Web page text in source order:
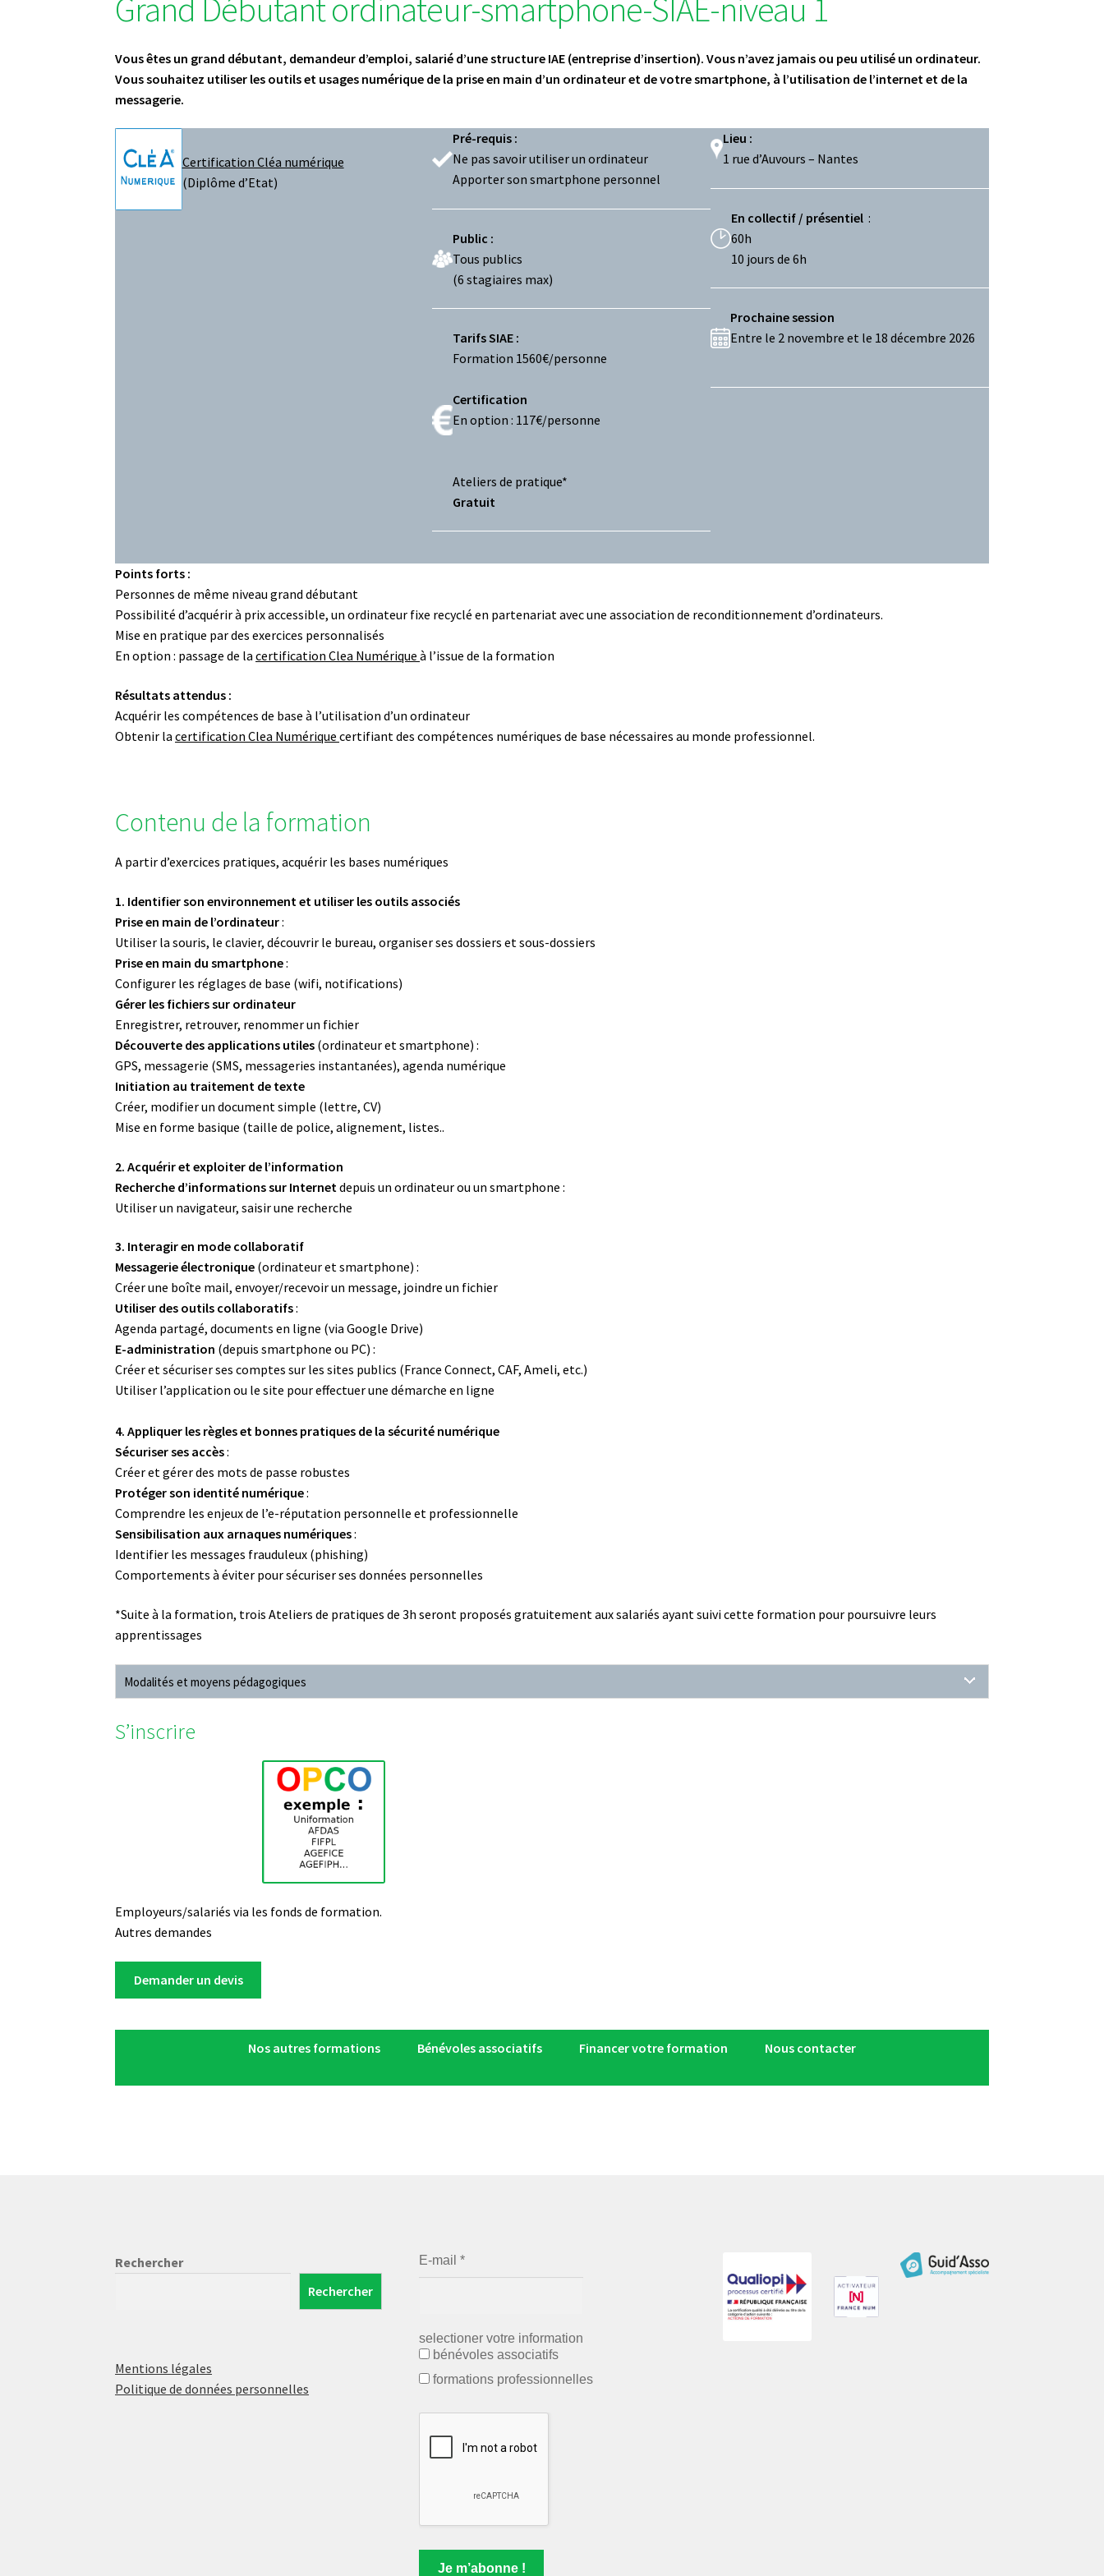
Grand Débutant ordinateur-smartphone-SIAE-niveau 1
Vous êtes un grand débutant, demandeur d’emploi,salarié d’une structure IAE (entreprise d’insertion). Vous n’avez jamais ou peu utilisé un ordinateur.
Vous souhaitez utiliser les outils et usages numérique de la prise en main d’un ordinateur et de votre smartphone, à l’utilisation de l’internet et de la
messagerie.
Certification Cléa numérique
(Diplôme d’Etat)
Pré-requis :
Ne pas savoir utiliser un ordinateur
Apporter son smartphone personnel
Public :
Tous publics
(6 stagiaires max)
Tarifs SIAE :
Formation 1560€/personne
Certification
En option : 117€/personne
Ateliers de pratique*
Gratuit
Lieu :
1 rue d’Auvours – Nantes
En collectif / présentiel :
60h
10 jours de 6h
Prochaine session
Entre le 2 novembre et le 18 décembre 2026
Points forts :
Personnes de même niveau grand débutant
Possibilité d’acquérir à prix accessible, un ordinateur fixe recyclé en partenariat avec une association de reconditionnement d’ordinateurs.
Mise en pratique par des exercices personnalisés
En option : passage de lacertification Clea Numériqueà l’issue de la formation
Résultats attendus :
Acquérir les compétences de base à l’utilisation d’un ordinateur
Obtenir lacertification Clea Numériquecertifiant des compétences numériques de base nécessaires au monde professionnel.
Contenu de la formation
A partir d’exercices pratiques, acquérir les bases numériques
1. Identifier son environnement et utiliser les outils associés
Prise en main de l’ordinateur:
Utiliser la souris, le clavier, découvrir le bureau, organiser ses dossiers et sous-dossiers
Prise en main du smartphone:
Configurer les réglages de base (wifi, notifications)
Gérer les fichiers sur ordinateur
Enregistrer, retrouver, renommer un fichier
Découverte des applications utiles (ordinateur et smartphone) :
GPS, messagerie (SMS, messageries instantanées), agenda numérique
Initiation au traitement de texte
Créer, modifier un document simple (lettre, CV)
Mise en forme basique (taille de police, alignement, listes..
2. Acquérir et exploiter de l’information
Recherche d’informations sur Internet depuis un ordinateur ou un smartphone :
Utiliser un navigateur, saisir une recherche
3. Interagir en mode collaboratif
Messagerie électronique (ordinateur et smartphone) :
Créer une boîte mail, envoyer/recevoir un message, joindre un fichier
Utiliser des outils collaboratifs:
Agenda partagé, documents en ligne (via Google Drive)
E-administration (depuis smartphone ou PC) :
Créer et sécuriser ses comptes sur les sites publics (France Connect, CAF, Ameli, etc.)
Utiliser l’application ou le site pour effectuer une démarche en ligne
4. Appliquer les règles et bonnes pratiques de la sécurité numérique
Sécuriser ses accès:
Créer et gérer des mots de passe robustes
Protéger son identité numérique:
Comprendre les enjeux de l’e-réputation personnelle et professionnelle
Sensibilisation aux arnaques numériques:
Identifier les messages frauduleux (phishing)
Comportements à éviter pour sécuriser ses données personnelles
*Suite à la formation, trois Ateliers de pratiques de 3h seront proposés gratuitement aux salariés ayant suivi cette formation pour poursuivre leurs
apprentissages
Modalités et moyens pédagogiques
S’inscrire
Employeurs/salariés via les fonds de formation.
Autres demandes
Demander un devis
Nos autres formations Bénévoles associatifs Financer votre formation Nous contacter
Rechercher
Rechercher
Mentions légales
Politique de données personnelles
E-mail*
selectioner votre information
bénévoles associatifs
formations professionnelles